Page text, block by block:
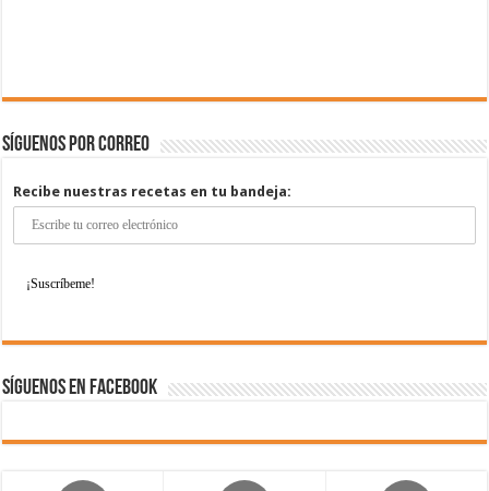
Síguenos por correo
Recibe nuestras recetas en tu bandeja:
Síguenos en Facebook